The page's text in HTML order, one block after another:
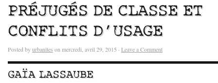
PRÉJUGÉS DE CLASSE ET
CONFLITS D’USAGE
Posted byurbanites on mercredi, avril 29, 2015 · Leave a Comment
GAÏA LASSAUBE